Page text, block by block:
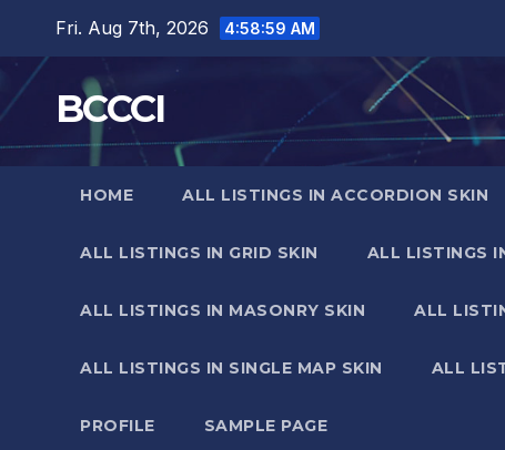
content
Fri. Aug 7th, 2026 4:59:00 AM
BCCCI
HOME ALL LISTINGS IN ACCORDION SKIN
ALL LISTINGS IN GRID SKIN ALL LISTINGS
ALL LISTINGS IN MASONRY SKIN ALL
ALL LISTINGS IN SINGLE MAP SKIN ALL
PROFILE SAMPLE PAGE